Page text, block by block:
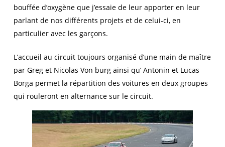
bouffée d’oxygène que j’essaie de leur apporter en leur
parlant de nos différents projets et de celui-ci, en
particulier avec les garçons.
L’accueil au circuit toujours organisé d’une main de maître
par Greg et Nicolas Von burg ainsi qu’ Antonin et Lucas
Borga permet la répartition des voitures en deux groupes
qui rouleront en alternance sur le circuit.